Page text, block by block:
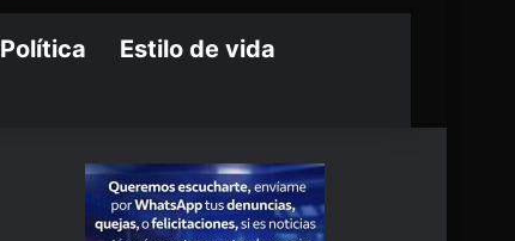
Política Estilo de vida